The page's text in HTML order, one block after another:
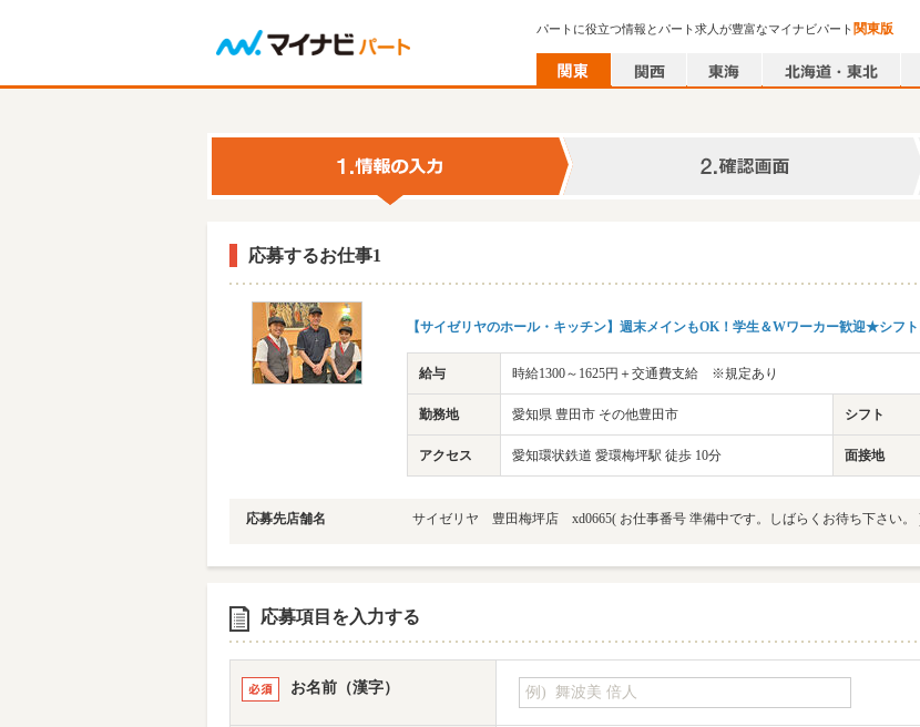
パートに役立つ情報とパート求人が豊富なマイナビパート 関東版
応募するお仕事1
【サイゼリヤのホール・キッチン】週末メインもOK！学生＆Wワーカー歓迎★シフ
給与 時給1300～1625円＋交通費支給 ※規定あり
勤務地 愛知県 豊田市 その他豊田市 シフト
アクセス 愛知環状鉄道 愛環梅坪駅 徒歩 10分 面接地
応募先店舗名 サイゼリヤ 豊田梅坪店 xd0665( お仕事番号 準備中です。しばらくお待ち下さい。
応募項目を入力する
お名前（漢字）